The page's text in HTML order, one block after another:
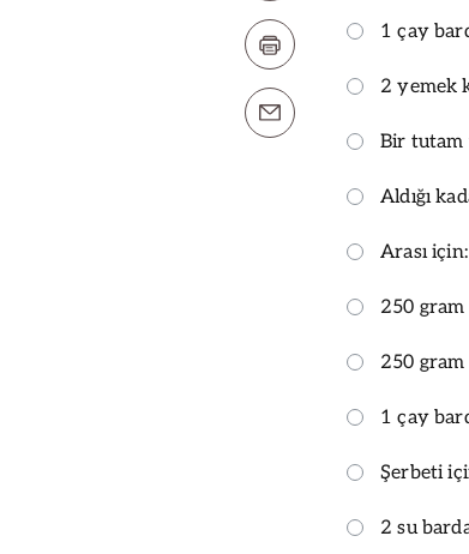
1 çay
2 yemek
Bir tutam
Aldığı
Arası için:
250
250 gram
1 çay
Şerbeti
2 su